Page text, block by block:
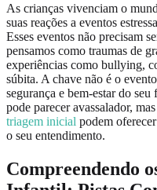
As crianças vivenciam o
suas reações a eventos
Esses eventos não precisam
pensamos como traumas de
experiências como bullying,
súbita. A chave não é o
segurança e bem-estar do
pode parecer avassalador,
triagem inicial podem
o seu entendimento.
Compreendendo